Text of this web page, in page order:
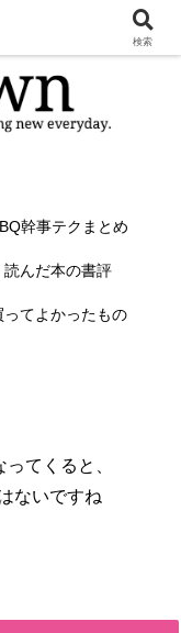
幹事テクまとめ
読んだ本の書評
ってよかったもの
てくると、
ないですね
検索